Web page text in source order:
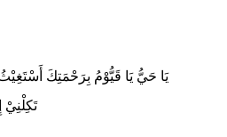
يَا حَيُّ يَا قَيُّوْمُ بِرَحْمَتِكَ